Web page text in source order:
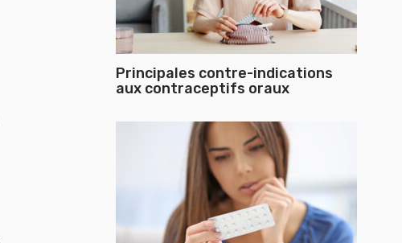
Principales contre-indications
aux contraceptifs oraux